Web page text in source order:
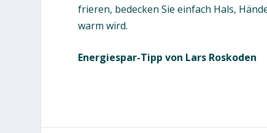
frieren, bedecken Sie einfach Hals,
warm wird.
Energiespar-Tipp von Lars Roskoden